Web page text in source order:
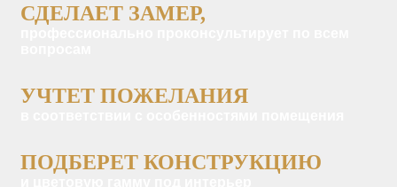
СДЕЛАЕТ ЗАМЕР,
УЧТЕТ ПОЖЕЛАНИЯ
ПОДБЕРЕТ КОНСТРУКЦИЮ